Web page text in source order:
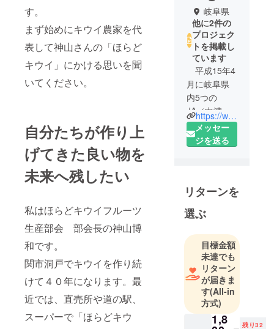
す。
まず始めにキウイ農家を代
表して神山さんの「ほらど
キウイ」にかける思いを聞
いてください。
自分たちが作り上
げてきた良い物を
未来へ残したい
私はほらどキウイフルーツ
生産部会 部会長の神山博
和です。
関市洞戸でキウイを作り続
けて４０年になります。最
近では、直売所や道の駅、
スーパーで「ほらどキウ
岐阜県
他に2件の
プロジェク
トを掲載し
ています
平成15年4
月に岐阜県
内5つの
JA（中濃･郡
上･おくみ
の･みのか
の」が誕生
しました。
「恵み豊か
な美濃地
方」である
ことから
「めぐみ
の」となり
ました。
以降、め
まぐるしく
https://www.ja-megumino.or.jp/
メッセー
ジを送る
リターンを
選ぶ
目標金額
未達でも
リターン
が届きま
す(All-in
方式)
1,8 残り32